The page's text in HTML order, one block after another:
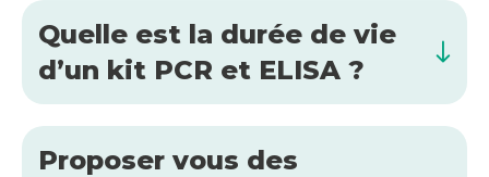
Quelle est la durée de vie
d’un kit PCR et ELISA ?
Proposer vous des